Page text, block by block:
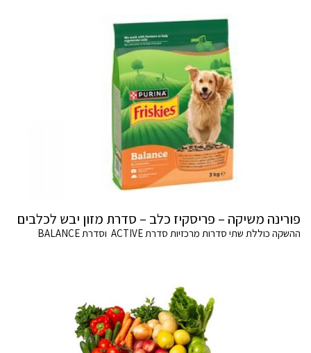
פורינה משיקה – פריסקיז כלב – סדרת מזון יבש לכלבים
ההשקה כוללת שתי סדרות מרכזיות סדרת ACTIVE וסדרת BALANCE